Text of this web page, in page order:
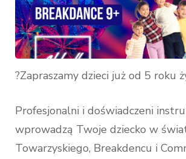
?Zapraszamy dzieci już od 5 roku
Profesjonalni i doświadczeni
wprowadzą Twoje dziecko w
Towarzyskiego, Breakdencu i